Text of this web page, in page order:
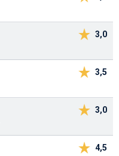
3,0
3,5
3,0
4,5